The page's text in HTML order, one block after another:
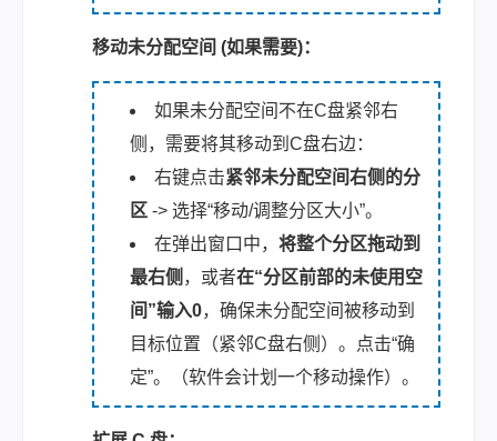
移动未分配空间 (如果需要)：
如果未分配空间不在C盘紧邻右
侧，需要将其移动到C盘右边：
右键点击紧邻未分配空间右侧的分
区 -> 选择“移动/调整分区大小”。
在弹出窗口中， 将整个分区拖动到
最右侧 ，或者在“分区前部的未使用空
间”输入0，确保未分配空间被移动到
目标位置（紧邻C盘右侧）。点击“确
定”。（软件会计划一个移动操作）。